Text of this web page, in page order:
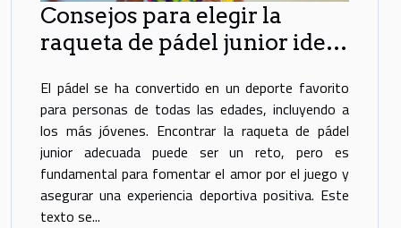
Consejos para elegir la
raqueta de pádel junior ideal
El pádel se ha convertido en un deporte favorito
para personas de todas las edades, incluyendo a
los más jóvenes. Encontrar la raqueta de pádel
junior adecuada puede ser un reto, pero es
fundamental para fomentar el amor por el juego y
asegurar una experiencia deportiva positiva. Este
texto se...